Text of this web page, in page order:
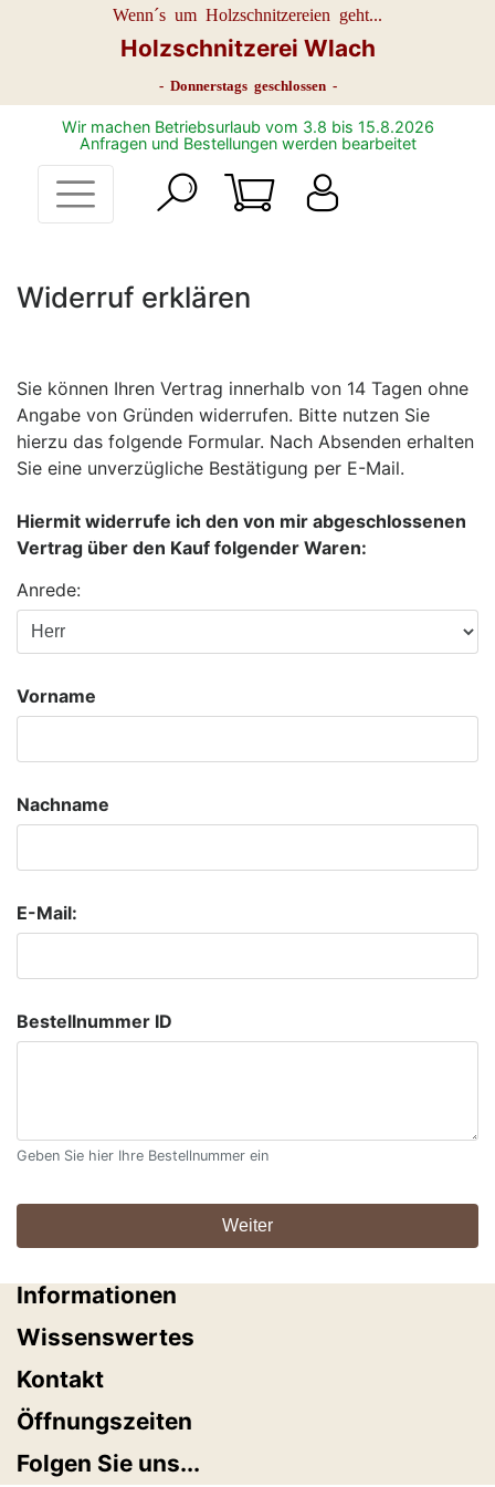
Wenn´s um Holzschnitzereien geht...
Holzschnitzerei Wlach
- Donnerstags geschlossen -
Wir machen Betriebsurlaub vom 3.8 bis 15.8.2026
Anfragen und Bestellungen werden bearbeitet
Widerruf erklären
Sie können Ihren Vertrag innerhalb von 14 Tagen ohne
Angabe von Gründen widerrufen. Bitte nutzen Sie
hierzu das folgende Formular. Nach Absenden erhalten
Sie eine unverzügliche Bestätigung per E-Mail.
Hiermit widerrufe ich den von mir abgeschlossenen
Vertrag über den Kauf folgender Waren:
Anrede:
Vorname
Nachname
E-Mail:
Bestellnummer ID
Geben Sie hier Ihre Bestellnummer ein
Informationen
Wissenswertes
Kontakt
Öffnungszeiten
Folgen Sie uns...